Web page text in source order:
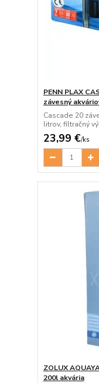
PENN PLAX
závesný
Cascade 20
litrov, filtračný
23,99 €/ks
ZOLUX
200l akvária